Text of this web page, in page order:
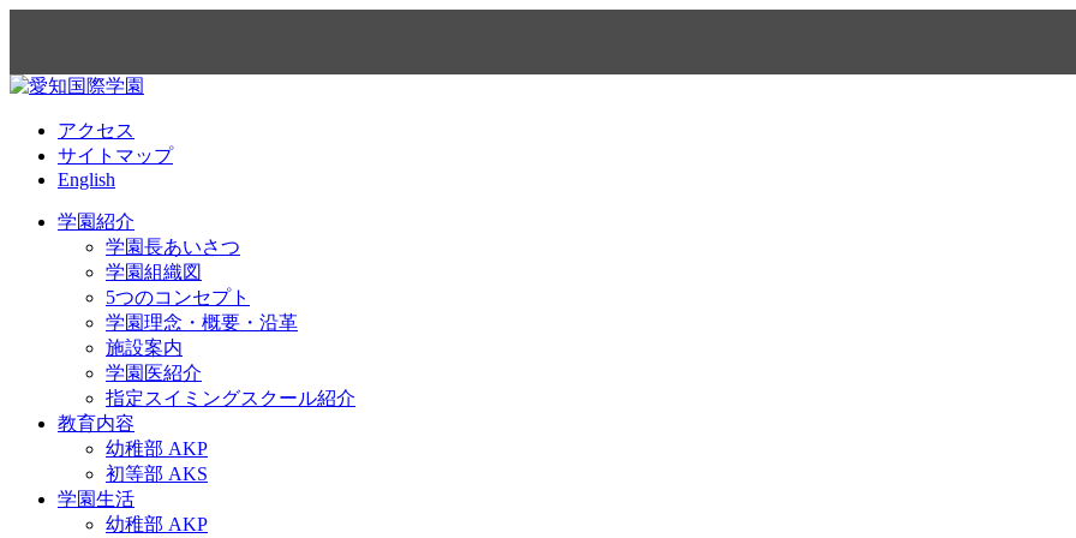
アクセス
サイトマップ
English
学園紹介
学園長あいさつ
学園組織図
5つのコンセプト
学園理念・概要・沿革
施設案内
学園医紹介
指定スイミングスクール紹介
教育内容
幼稚部 AKP
初等部 AKS
学園生活
幼稚部 AKP